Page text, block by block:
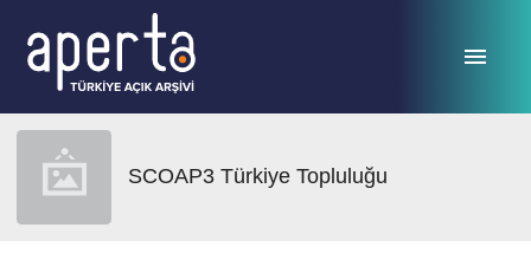
SCOAP3 Türkiye Topluluğu